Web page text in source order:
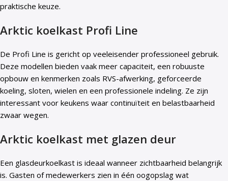
praktische keuze.
Arktic koelkast Profi Line
De Profi Line is gericht op veeleisender professioneel gebruik.
Deze modellen bieden vaak meer capaciteit, een robuuste
opbouw en kenmerken zoals RVS-afwerking, geforceerde
koeling, sloten, wielen en een professionele indeling. Ze zijn
interessant voor keukens waar continuïteit en belastbaarheid
zwaar wegen.
Arktic koelkast met glazen deur
Een glasdeurkoelkast is ideaal wanneer zichtbaarheid belangrijk
is. Gasten of medewerkers zien in één oogopslag wat